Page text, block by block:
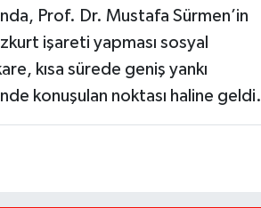
Prof. Dr. Mustafa Sürmen’in
işareti yapması sosyal
kısa sürede geniş yankı
konuşulan noktası haline geldi.